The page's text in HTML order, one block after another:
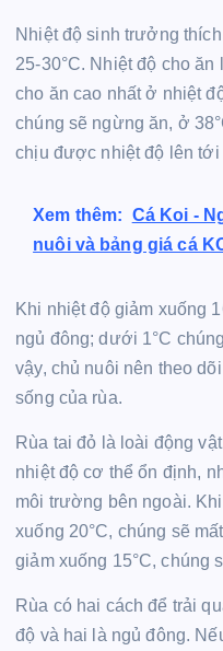
Nhiệt độ sinh trưởng
25-30°C. Nhiệt độ cho
cho ăn cao nhất ở nhiệt
chúng sẽ ngừng ăn, ở
chịu được nhiệt độ lên tới
Xem thêm: Cá Koi -
nuôi và bảng giá cá
Khi nhiệt độ giảm xuống
ngủ đông; dưới 1°C
vậy, chủ nuôi nên theo
sống của rùa.
Rùa tai đỏ là loài động
nhiệt độ cơ thể ổn định,
môi trường bên ngoài.
xuống 20°C, chúng sẽ
giảm xuống 15°C, chúng
Rùa có hai cách để trải
độ và hai là ngủ đông.